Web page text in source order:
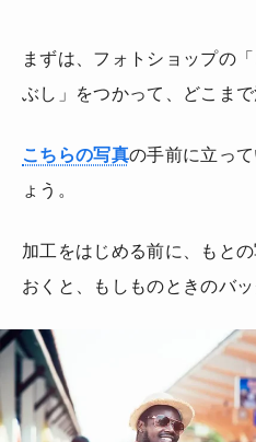
まずは、フォトショップの
ぶし」をつかって、どこまで
こちらの写真の手前に立っ
ょう。
加工をはじめる前に、もと
おくと、もしものときのバッ